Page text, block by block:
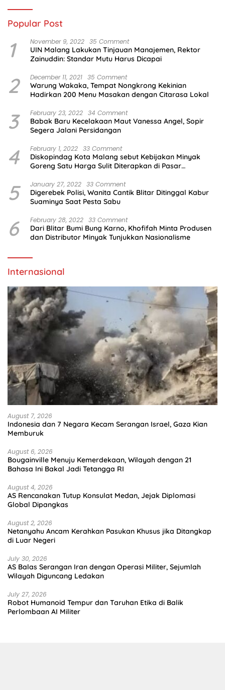
Popular Post
1 November 9, 2022 35 Comment
UIN Malang Lakukan Tinjauan Manajemen, Rektor
Zainuddin: Standar Mutu Harus Dicapai
2 December 11, 2021 35 Comment
Warung Wakaka, Tempat Nongkrong Kekinian
Hadirkan 200 Menu Masakan dengan Citarasa Lokal
3 February 23, 2022 34 Comment
Babak Baru Kecelakaan Maut Vanessa Angel, Sopir
Segera Jalani Persidangan
4 February 1, 2022 33 Comment
Diskopindag Kota Malang sebut Kebijakan Minyak
Goreng Satu Harga Sulit Diterapkan di Pasar
5 January 27, 2022 33 Comment
Digerebek Polisi, Wanita Cantik Blitar Ditinggal Kabur
Suaminya Saat Pesta Sabu
6 February 28, 2022 33 Comment
Dari Blitar Bumi Bung Karno, Khofifah Minta Produsen
dan Distributor Minyak Tunjukkan Nasionalisme
Internasional
August 7, 2026
Indonesia dan 7 Negara Kecam Serangan Israel, Gaza Kian
Memburuk
August 6, 2026
Bougainville Menuju Kemerdekaan, Wilayah dengan 21
Bahasa Ini Bakal Jadi Tetangga RI
August 4, 2026
AS Rencanakan Tutup Konsulat Medan, Jejak Diplomasi
Global Dipangkas
August 2, 2026
Netanyahu Ancam Kerahkan Pasukan Khusus jika Ditangkap
di Luar Negeri
July 30, 2026
AS Balas Serangan Iran dengan Operasi Militer, Sejumlah
Wilayah Diguncang Ledakan
July 27, 2026
Robot Humanoid Tempur dan Taruhan Etika di Balik
Perlombaan AI Militer